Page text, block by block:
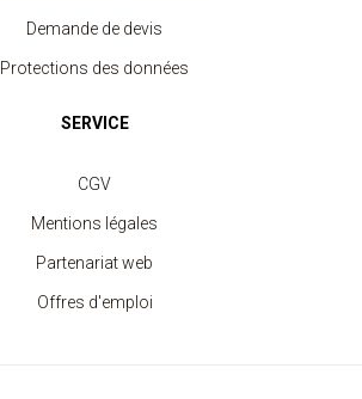
Demande de devis
Protections des données
SERVICE
CGV
Mentions légales
Partenariat web
Offres d'emploi